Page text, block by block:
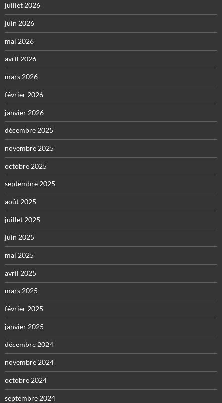
juillet 2026
juin 2026
mai 2026
avril 2026
mars 2026
février 2026
janvier 2026
décembre 2025
novembre 2025
octobre 2025
septembre 2025
août 2025
juillet 2025
juin 2025
mai 2025
avril 2025
mars 2025
février 2025
janvier 2025
décembre 2024
novembre 2024
octobre 2024
septembre 2024